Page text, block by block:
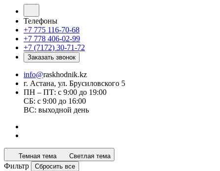
Телефоны
+7 775 116-70-68
+7 778 406-02-99
+7 (7172) 30-71-72
Заказать звонок
info@raskhodnik.kz
г. Астана, ул. Брусиловского 5
ПН – ПТ: с 9:00 до 19:00
СБ: с 9:00 до 16:00
ВС: выходной день
Темная тема Светлая тема
Фильтр Сбросить все